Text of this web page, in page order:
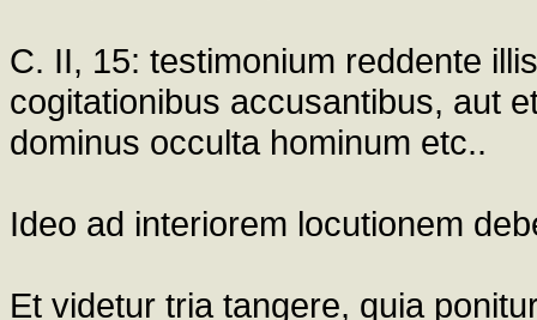
C. II, 15: testimonium reddente
cogitationibus accusantibus, aut
dominus occulta hominum etc..
Ideo ad interiorem locutionem
Et videtur tria tangere, quia